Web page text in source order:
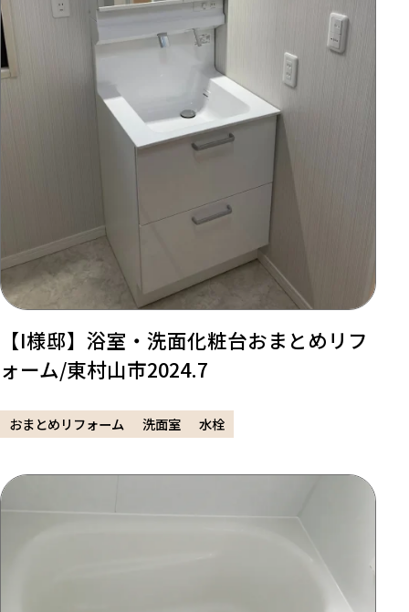
【I様邸】浴室・洗面化粧台おまとめリフ
ォーム/東村山市2024.7
おまとめリフォーム 洗面室 水栓